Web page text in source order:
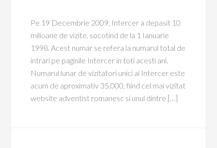
Pe 19 Decembrie 2009, Intercer a depasit 10
milioane de vizite, socotind de la 1 Ianuarie
1998. Acest numar se refera la numarul total de
intrari pe paginile Intercer in toti acesti ani.
Numarul lunar de vizitatori unici ai Intercer este
acum de aproximativ 35,000, fiind cel mai vizitat
website adventist romanesc si unul dintre […]